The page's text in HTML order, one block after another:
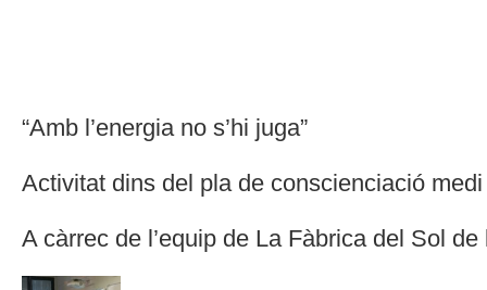
“Amb l’energia no s’hi juga”
Activitat dins del pla de conscienciació
A càrrec de l’equip de La Fàbrica del Sol